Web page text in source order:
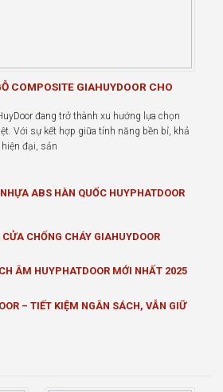
COMPOSITE GIAHUYDOOR CHO
đang trở thành xu hướng lựa chọn
Với sự kết hợp giữa tính năng bền bỉ, khả
đại, sản
ABS HÀN QUỐC HUYPHATDOOR
CHỐNG CHÁY GIAHUYDOOR
ÂM HUYPHATDOOR MỚI NHẤT 2025
– TIẾT KIỆM NGÂN SÁCH, VẪN GIỮ